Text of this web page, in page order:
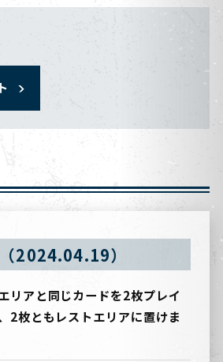
2024.04.19）
リアと同じカードを2枚プレイ
2枚ともレストエリアに置けま